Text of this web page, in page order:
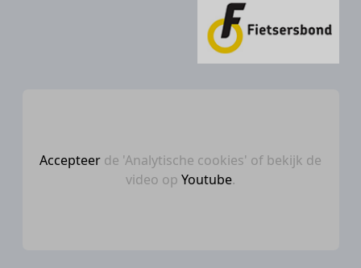
Accepteer de 'Analytische cookies' of bekijk de
video op Youtube.